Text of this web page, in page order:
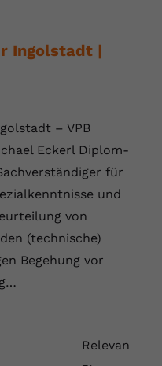
Ingolstadt |
– VPB
Eckerl Diplom-
für
und
von
(technische)
Begehung vor
Relevan